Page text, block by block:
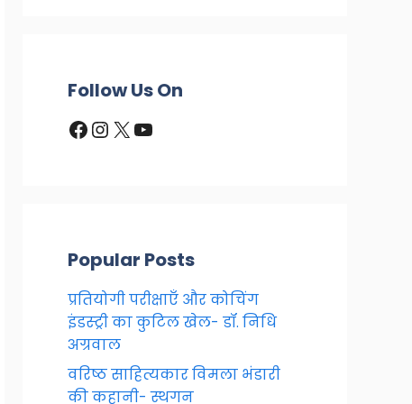
Follow Us On
Facebook
Instagram
X YouTube
Popular Posts
प्रतियोगी परीक्षाएँ और कोचिंग
इंडस्ट्री का कुटिल खेल- डॉ. निधि
अग्रवाल
वरिष्ठ साहित्यकार विमला भंडारी
की कहानी- स्थगन